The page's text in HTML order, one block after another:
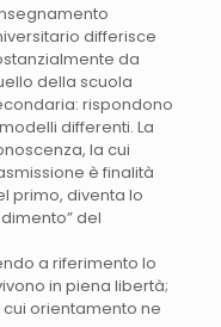
differisce
da
della scuola
rispondono
differenti. La
la cui
è finalità
primo, diventa lo
del
a riferimento lo
in piena libertà;
cui orientamento ne